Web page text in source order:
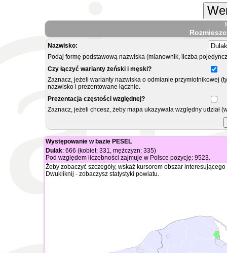
Nazwisko:
Podaj formę podstawową nazwiska (mianownik, liczba
Czy łączyć warianty żeński i męski?
Zaznacz, jeżeli warianty nazwiska o odmianie przymiotnikowej
nazwisko i prezentowane łącznie.
Prezentacja częstości względnej?
Zaznacz, jeżeli chcesz, żeby mapa ukazywała względny
Występowanie w bazie PESEL
Dulak: 666 (kobiet: 331, mężczyzn: 335)
Pod względem liczebności zajmuje w Polsce pozycję: 9523.
Żeby zobaczyć szczegóły, wskaż kursorem obszar
Dwukliknij - zobaczysz statystyki powiatu.